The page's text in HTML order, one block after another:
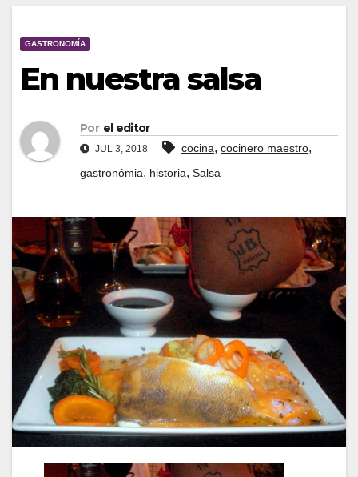
GASTRONOMÍA
En nuestra salsa
Por el editor
JUL 3, 2018 cocina, cocinero maestro,
gastronómia, historia, Salsa